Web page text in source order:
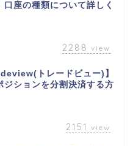
口座の種類について詳しく
2288 view
トレードビュー)】
ジションを分割決済する方
2151 view